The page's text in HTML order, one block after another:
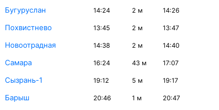
Бугуруслан 14:24 2 м 14:26
Похвистнево 13:45 2 м 13:47
Новоотрадная 14:38 2 м 14:40
Самара 16:24 43 м 17:07
Сызрань-1 19:12 5 м 19:17
Барыш 20:46 1 м 20:47